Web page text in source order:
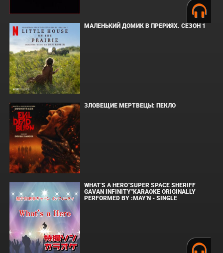
МАЛЕНЬКИЙ ДОМИК В ПРЕРИЯХ. СЕЗОН 1
ЗЛОВЕЩИЕ МЕРТВЕЦЫ: ПЕКЛО
WHAT'S A HERO"SUPER SPACE SHERIFF
GAVAN INFINITY"KARAOKE ORIGINALLY
PERFORMED BY :MAY'N - SINGLE